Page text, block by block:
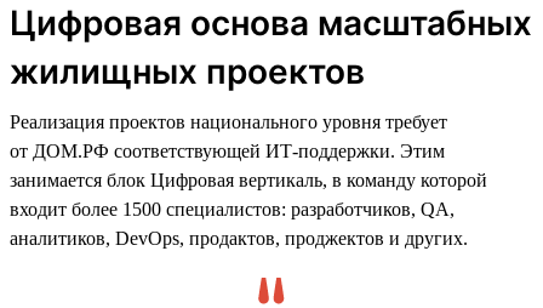
Цифровая основа масштабных
жилищных проектов
Реализация проектов национального уровня требует
от ДОМ.РФ соответствующей ИТ-поддержки. Этим
занимается блок Цифровая вертикаль, в команду которой
входит более 1500 специалистов: разработчиков, QA,
аналитиков, DevOps, продактов, проджектов и других.